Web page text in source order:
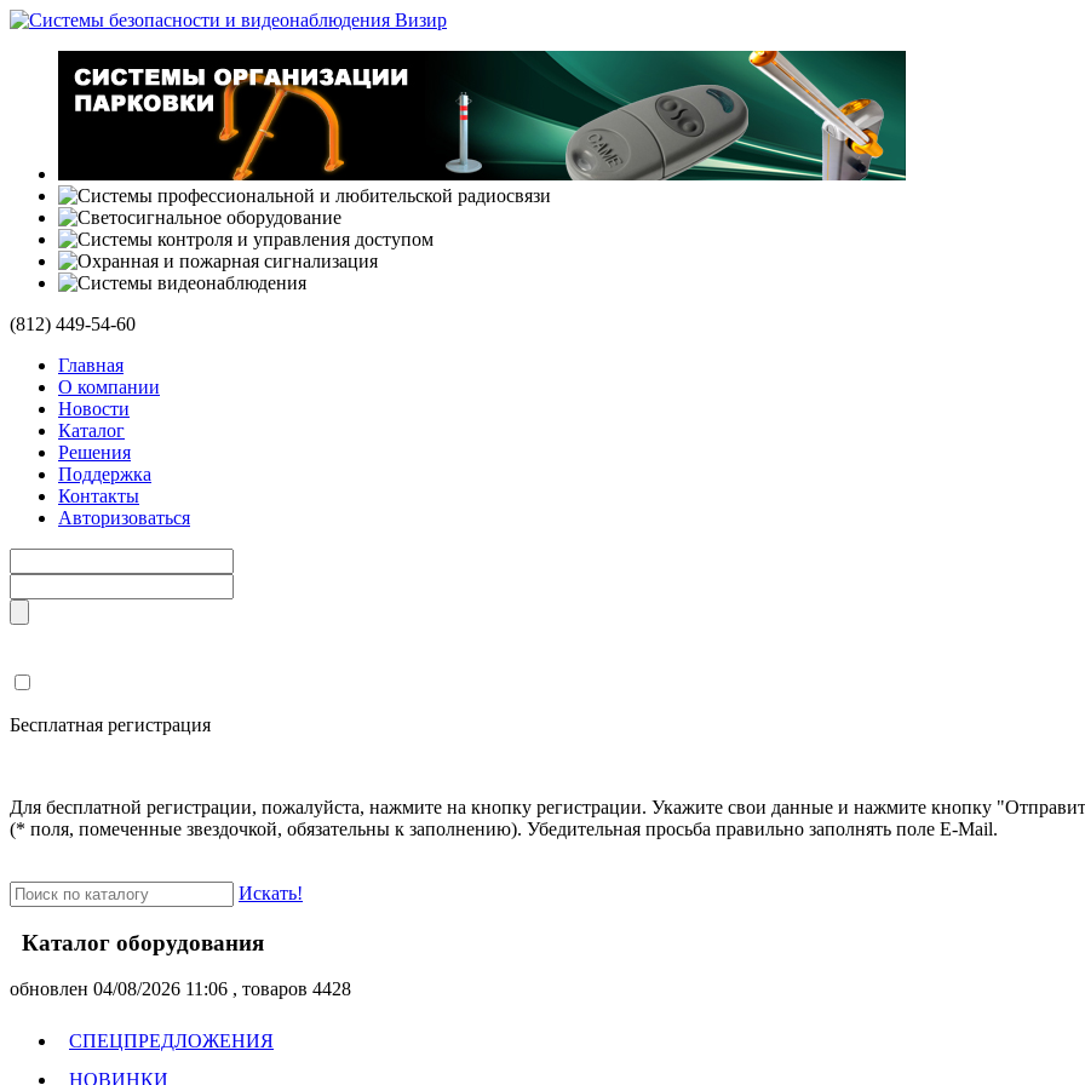
(812) 449-54-60
Главная
О компании
Новости
Каталог
Решения
Поддержка
Контакты
Авторизоваться
Бесплатная регистрация
Для бесплатной регистрации, пожалуйста, нажмите на кнопку регистрации. Укажите свои данные и нажмите кнопку
(* поля, помеченные звездочкой, обязательны к заполнению). Убедительная просьба правильно заполнять поле E-Mail.
Искать!
Каталог оборудования
oбновлен 04/08/2026 11:06 , товаров 4428
СПЕЦПРЕДЛОЖЕНИЯ
НОВИНКИ